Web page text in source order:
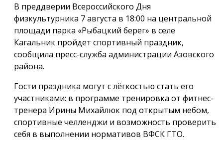
В преддверии Всероссийского Дня
физкультурника 7 августа в 18:00 на центральной
площади парка «Рыбацкий берег» в селе
Кагальник пройдет спортивный праздник,
сообщила пресс-служба администрации Азовского
района.
Гости праздника могут с лёгкостью стать его
участниками: в программе тренировка от фитнес-
тренера Ирины Михайлюк под открытым небом,
спортивные челленджи и возможность проверить
себя в выполнении нормативов ВФСК ГТО.